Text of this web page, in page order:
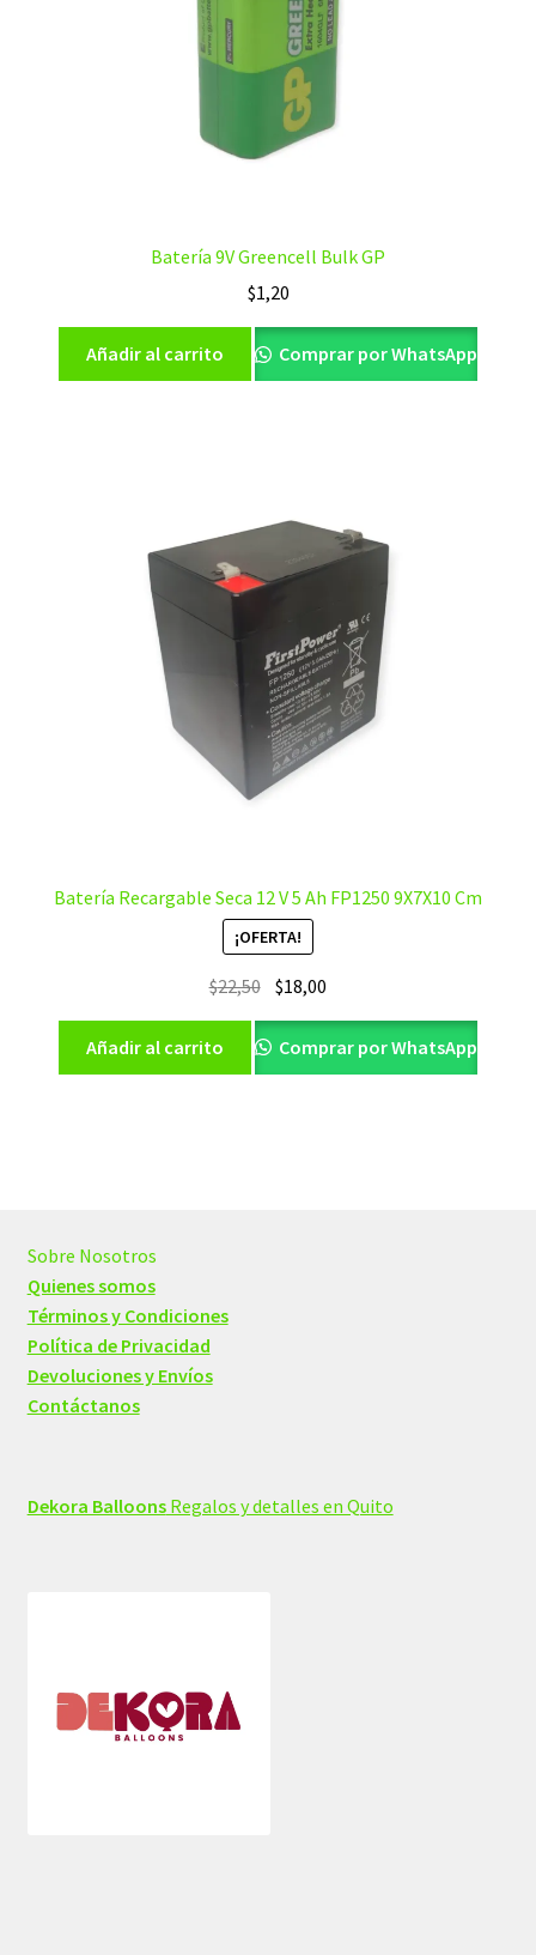
Batería 9V Greencell Bulk GP
$1,20
Añadir al carrito Comprar por WhatsApp
Batería Recargable Seca 12 V 5 Ah FP1250 9X7X10 Cm
¡OFERTA!
$22,50 El
original
era:
$18,00
actual
es:
Añadir al carrito Comprar por WhatsApp
Sobre Nosotros
Quienes somos
Términos y Condiciones
Política de Privacidad
Devoluciones y Envíos
Contáctanos
Dekora BalloonsRegalos y detalles en Quito